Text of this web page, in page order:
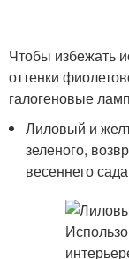
Чтобы избежать
оттенки
галогеновые
Лиловый и
зеленого,
весеннего